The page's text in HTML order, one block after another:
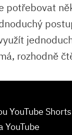
potřebovat
rozhodně
YouTube
YouTube